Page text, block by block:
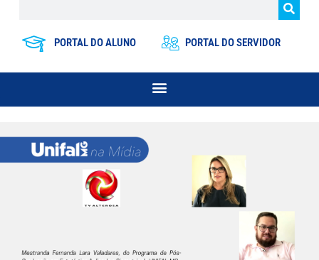
PORTAL DO ALUNO PORTAL DO SERVIDOR